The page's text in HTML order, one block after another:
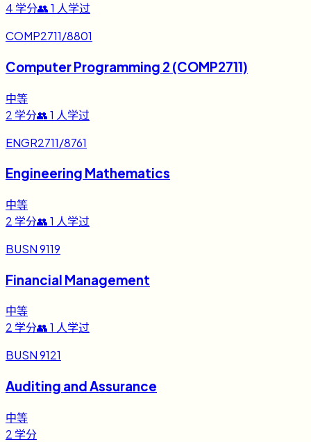
4 学分👥1 人学过
COMP2711/8801
Computer Programming 2 (COMP2711)
中等
2 学分👥1 人学过
ENGR2711/8761
Engineering Mathematics
中等
2 学分👥1 人学过
BUSN 9119
Financial Management
中等
2 学分👥1 人学过
BUSN 9121
Auditing and Assurance
中等
2 学分